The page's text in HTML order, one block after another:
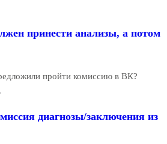
принести анализы, а потом
пройти комиссию в ВК?
диагнозы/заключения из